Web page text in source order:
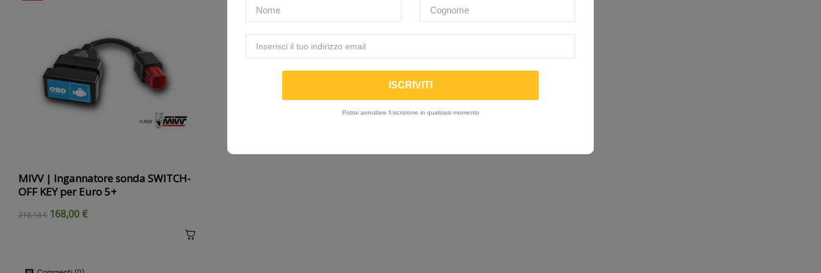
MIVV | Ingannatore sonda SWITCH-
OFF KEY per Euro 5+
218,18 € 168,00 €
Potrai annullare l\'iscrizione in qualsiasi momento